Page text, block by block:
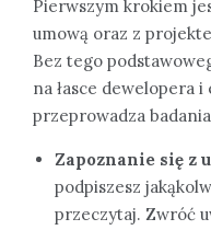
Pierwszym krokiem
umową oraz z
Bez tego
na łasce dewelopera
przeprowadza
Zapoznanie się z
podpiszesz
przeczytaj. Zwróć